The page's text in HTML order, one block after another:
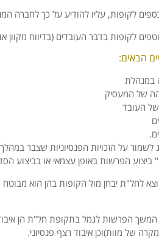
לקופות, עליו להודיע על כך לחברה
לקופות בדבר העובדים (בדיווח מקוון
הבאים:
במנהלת
של המעסיק
העובד
על הזכויות הפנסיוניות שצבר
ביצוע הפרשות באופן עצמאי או בביצוע
לחל"ת יבחן מול הקופות בהן הוא
הפרשות לגמל בתקופת חל"ת הן איבוד
של מוות)וכן איבוד רצף פנסיוני.